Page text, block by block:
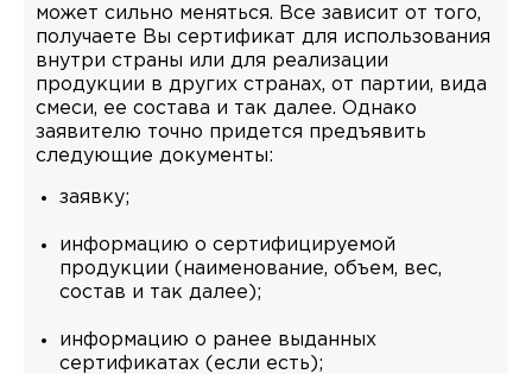
может сильно меняться. Все зависит от того,
получаете Вы сертификат для использования
внутри страны или для реализации
продукции в других странах, от партии, вида
смеси, ее состава и так далее. Однако
заявителю точно придется предъявить
следующие документы:
заявку;
информацию о сертифицируемой
продукции (наименование, объем, вес,
состав и так далее);
информацию о ранее выданных
сертификатах (если есть);